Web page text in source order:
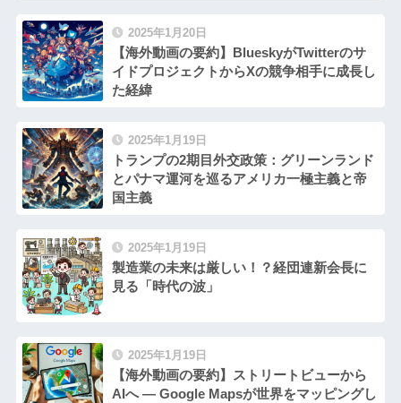
2025年1月20日
【海外動画の要約】BlueskyがTwitterのサ
イドプロジェクトからXの競争相手に成長し
た経緯
2025年1月19日
トランプの2期目外交政策：グリーンランド
とパナマ運河を巡るアメリカ一極主義と帝
国主義
2025年1月19日
製造業の未来は厳しい！？経団連新会長に
見る「時代の波」
2025年1月19日
【海外動画の要約】ストリートビューから
AIへ — Google Mapsが世界をマッピングし